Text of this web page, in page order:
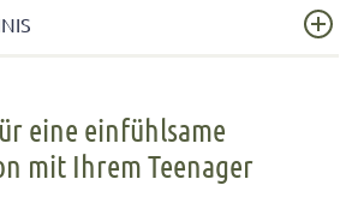
oder um etwas bitten? Gewaltfrei
eine einfühlsame
mit Ihrem Teenager